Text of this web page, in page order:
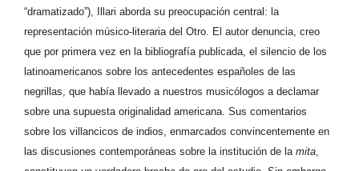
“dramatizado”), Illari aborda su preocupación central: la
representación músico-literaria del Otro. El autor denuncia, creo
que por primera vez en la bibliografía publicada, el silencio de los
latinoamericanos sobre los antecedentes españoles de las
negrillas, que había llevado a nuestros musicólogos a declamar
sobre una supuesta originalidad americana. Sus comentarios
sobre los villancicos de indios, enmarcados convincentemente en
las discusiones contemporáneas sobre la institución de la mita